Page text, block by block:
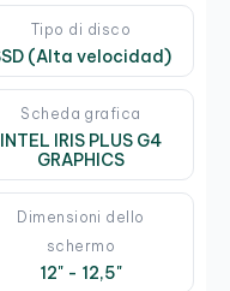
Tipo di disco
(Alta velocidad)
Scheda grafica
INTEL IRIS PLUS G4
GRAPHICS
Dimensioni dello
schermo
12" - 12,5"